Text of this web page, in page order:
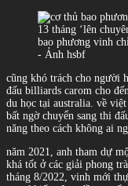
bao phương vinh
- Ảnh hsbf
cũng khó trách cho người
đấu billiards carom cho
du học tại australia. về
bất ngờ chuyển sang thi
năng theo cách không ai
năm 2021, anh tham dự
khá tốt ở các giải phong
tháng 8/2022, vinh mới